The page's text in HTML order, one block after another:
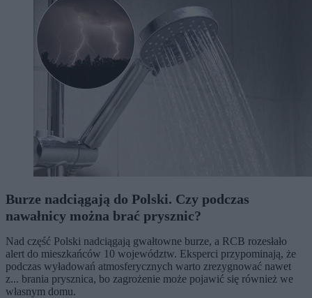
Burze nadciągają do Polski. Czy podczas
nawałnicy można brać prysznic?
Nad część Polski nadciągają gwałtowne burze, a RCB rozesłało
alert do mieszkańców 10 województw. Eksperci przypominają, że
podczas wyładowań atmosferycznych warto zrezygnować nawet
z... brania prysznica, bo zagrożenie może pojawić się również we
własnym domu.